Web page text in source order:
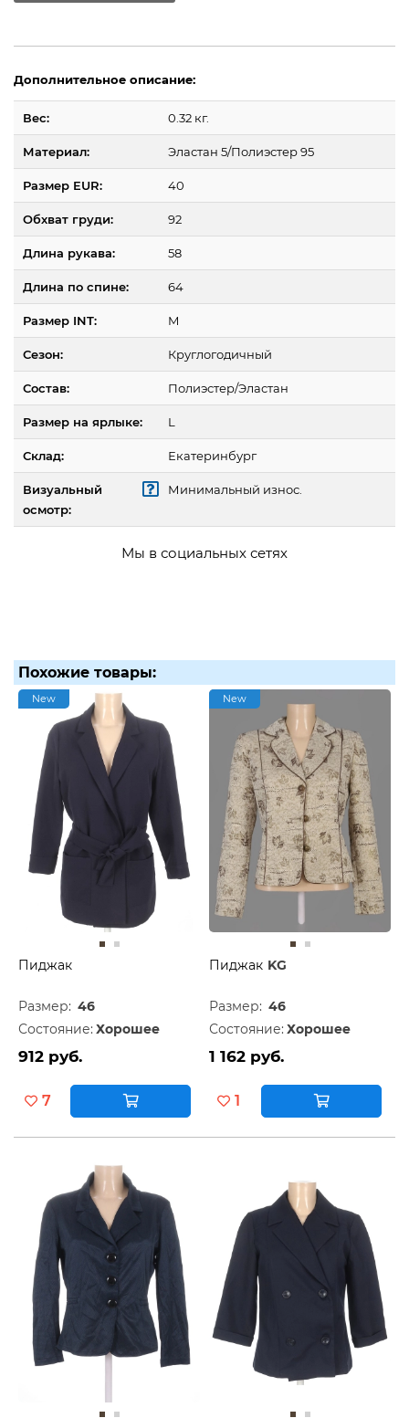
Дополнительное описание:
Вес: 0.32 кг.
Материал: Эластан 5/Полиэстер 95
Размер EUR: 40
Обхват груди: 92
Длина рукава: 58
Длина по спине: 64
Размер INT: M
Сезон: Круглогодичный
Состав: Полиэстер/Эластан
Размер на ярлыке: L
Склад: Екатеринбург
Визуальный
осмотр:
Минимальный износ.
Мы в социальных сетях
Похожие товары:
New
Пиджак
Размер: 46
Состояние: Хорошее
912 руб.
7
New
Пиджак KG
Размер: 46
Состояние: Хорошее
1 162 руб.
1